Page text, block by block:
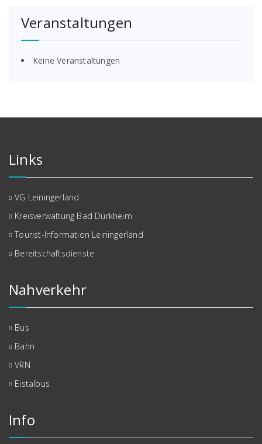
Veranstaltungen
Keine Veranstaltungen
Links
VG Leiningerland
Kreisverwaltung Bad Dürkheim
Tourist-Information Leiningerland
Bereitschaftsdienste
Nahverkehr
Bus
Bahn
VRN
Eistalbus
Info